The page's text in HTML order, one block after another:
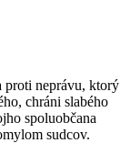
proti neprávu, ktorý
chráni slabého
spoluobčana
sudcov.